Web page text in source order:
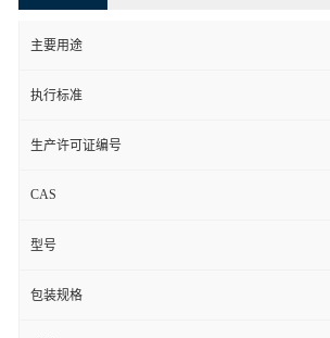
主要用途
执行标准
生产许可证编号
CAS
型号
包装规格